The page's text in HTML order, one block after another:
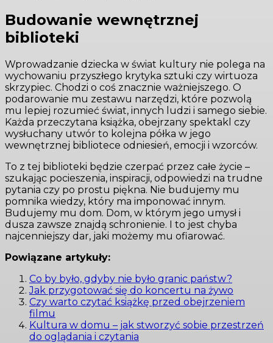
Budowanie wewnętrznej
biblioteki
Wprowadzanie dziecka w świat kultury nie polega na
wychowaniu przyszłego krytyka sztuki czy wirtuoza
skrzypiec. Chodzi o coś znacznie ważniejszego. O
podarowanie mu zestawu narzędzi, które pozwolą
mu lepiej rozumieć świat, innych ludzi i samego siebie.
Każda przeczytana książka, obejrzany spektakl czy
wysłuchany utwór to kolejna półka w jego
wewnętrznej bibliotece odniesień, emocji i wzorców.
To z tej biblioteki będzie czerpać przez całe życie –
szukając pocieszenia, inspiracji, odpowiedzi na trudne
pytania czy po prostu piękna. Nie budujemy mu
pomnika wiedzy, który ma imponować innym.
Budujemy mu dom. Dom, w którym jego umysł i
dusza zawsze znajdą schronienie. I to jest chyba
najcenniejszy dar, jaki możemy mu ofiarować.
Powiązane artykuły:
Co by było, gdyby nie było granic państw?
Jak przygotować się do koncertu na żywo
Czy warto czytać książkę przed obejrzeniem
filmu
Kultura w domu – jak stworzyć sobie przestrzeń
do oglądania i czytania